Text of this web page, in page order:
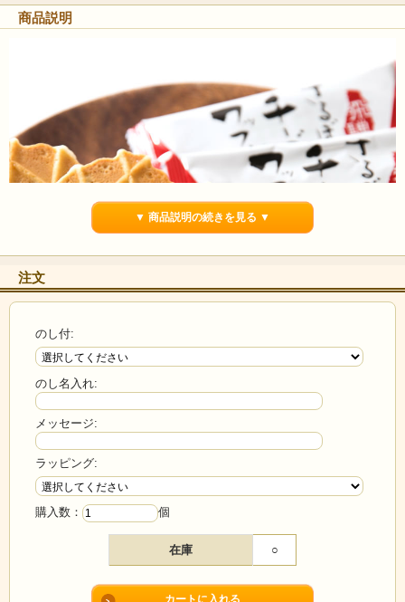
商品説明
卵たっぷり＆濃厚なチーズの風味が広がるワッフルクッ
キー
ほんのりしょっぱいチーズ風味に優しい甘さが特徴のワッフルクッキ
ー。サクサク軽めのパリッとした食感で、何枚でも食べられそうです。
▼ 商品説明の続きを見る ▼
注文
のし付:
のし名入れ:
メッセージ:
ラッピング:
購入数： 個
在庫 ○